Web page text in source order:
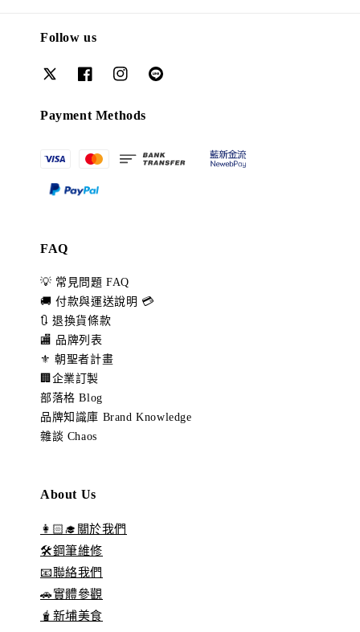
Follow us
Payment Methods
FAQ
💡 常見問題 FAQ
🚚 付款與運送說明 💳
🔃 退換貨條款
🏬 品牌列表
⚜️ 朝聖者計畫
🏢企業訂製
部落格 Blog
品牌知識庫 Brand Knowledge
雜談 Chaos
About Us
👩🏻‍🎓關於我們
🛠️鋼筆維修
📧聯絡我們
🚗實體參觀
🧋新埔美食